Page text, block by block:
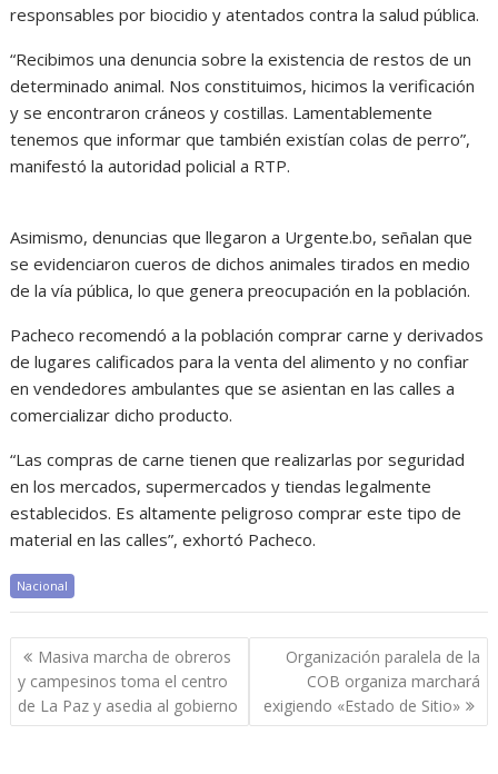
responsables por biocidio y atentados contra la salud pública.
“Recibimos una denuncia sobre la existencia de restos de un
determinado animal. Nos constituimos, hicimos la verificación
y se encontraron cráneos y costillas. Lamentablemente
tenemos que informar que también existían colas de perro”,
manifestó la autoridad policial a RTP.
Asimismo, denuncias que llegaron a Urgente.bo, señalan que
se evidenciaron cueros de dichos animales tirados en medio
de la vía pública, lo que genera preocupación en la población.
Pacheco recomendó a la población comprar carne y derivados
de lugares calificados para la venta del alimento y no confiar
en vendedores ambulantes que se asientan en las calles a
comercializar dicho producto.
“Las compras de carne tienen que realizarlas por seguridad
en los mercados, supermercados y tiendas legalmente
establecidos. Es altamente peligroso comprar este tipo de
material en las calles”, exhortó Pacheco.
Nacional
Navegación
de
entradas
Masiva marcha de obreros
y campesinos toma el centro
de La Paz y asedia al gobierno
Organización paralela de la
COB organiza marchará
exigiendo «Estado de Sitio»